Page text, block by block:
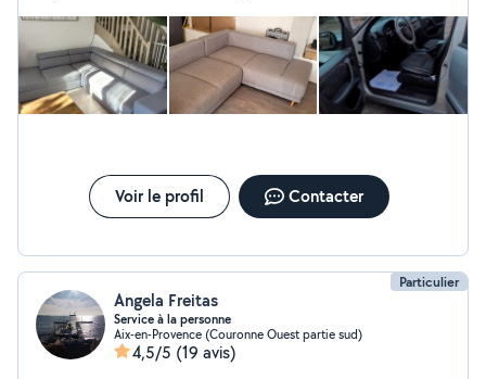
Voir le profil Contacter
Particulier
Angela Freitas
Service à la personne
Aix-en-Provence (Couronne Ouest partie sud)
4,5/5 (19 avis)